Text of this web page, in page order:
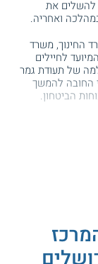
להשלים את
ואחריה.
החינוך, משרד
לחיילים
של תעודת גמר
החובה להמשך
הביטחון.
בחמישה